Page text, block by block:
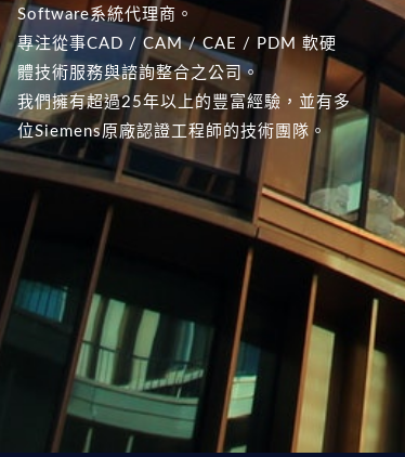
Software系統代理商。
專注從事CAD / CAM / CAE / PDM 軟硬
體技術服務與諮詢整合之公司。
我們擁有超過25年以上的豐富經驗，並有多
位Siemens原廠認證工程師的技術團隊。